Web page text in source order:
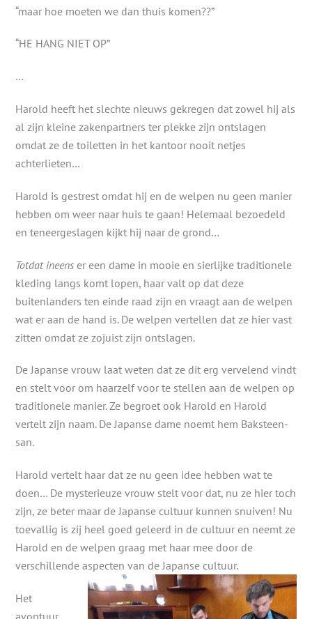
“maar hoe moeten we dan thuis komen??”
“HE HANG NIET OP”
…
Harold heeft het slechte nieuws gekregen dat zowel hij als
al zijn kleine zakenpartners ter plekke zijn ontslagen
omdat ze de toiletten in het kantoor nooit netjes
achterlieten…
Harold is gestrest omdat hij en de welpen nu geen manier
hebben om weer naar huis te gaan! Helemaal bezoedeld
en teneergeslagen kijkt hij naar de grond…
Totdat ineens er een dame in mooie en sierlijke traditionele
kleding langs komt lopen, haar valt op dat deze
buitenlanders ten einde raad zijn en vraagt aan de welpen
wat er aan de hand is. De welpen vertellen dat ze hier vast
zitten omdat ze zojuist zijn ontslagen.
De Japanse vrouw laat weten dat ze dit erg vervelend vindt
en stelt voor om haarzelf voor te stellen aan de welpen op
traditionele manier. Ze begroet ook Harold en Harold
vertelt zijn naam. De Japanse dame noemt hem Baksteen-
san.
Harold vertelt haar dat ze nu geen idee hebben wat te
doen… De mysterieuze vrouw stelt voor dat, nu ze hier toch
zijn, ze beter maar de Japanse cultuur kunnen snuiven! Nu
toevallig is zij heel goed geleerd in de cultuur en neemt ze
Harold en de welpen graag met haar mee door de
verschillende aspecten van de Japanse cultuur.
Het
avontuur